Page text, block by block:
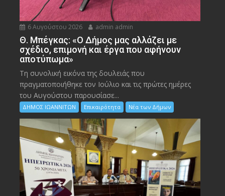
6 Αυγούστου 2026 admin admin
Θ. Μπέγκας: «Ο Δήμος μας αλλάζει με
σχέδιο, επιμονή και έργα που αφήνουν
αποτύπωμα»
Τη συνολική εικόνα της δουλειάς που
πραγματοποιήθηκε τον Ιούλιο και τις πρώτες ημέρες
του Αυγούστου παρουσίασε...
ΔΗΜΟΣ ΙΩΑΝΝΙΤΩΝ Επικαιρότητα Νέα των Δήμων